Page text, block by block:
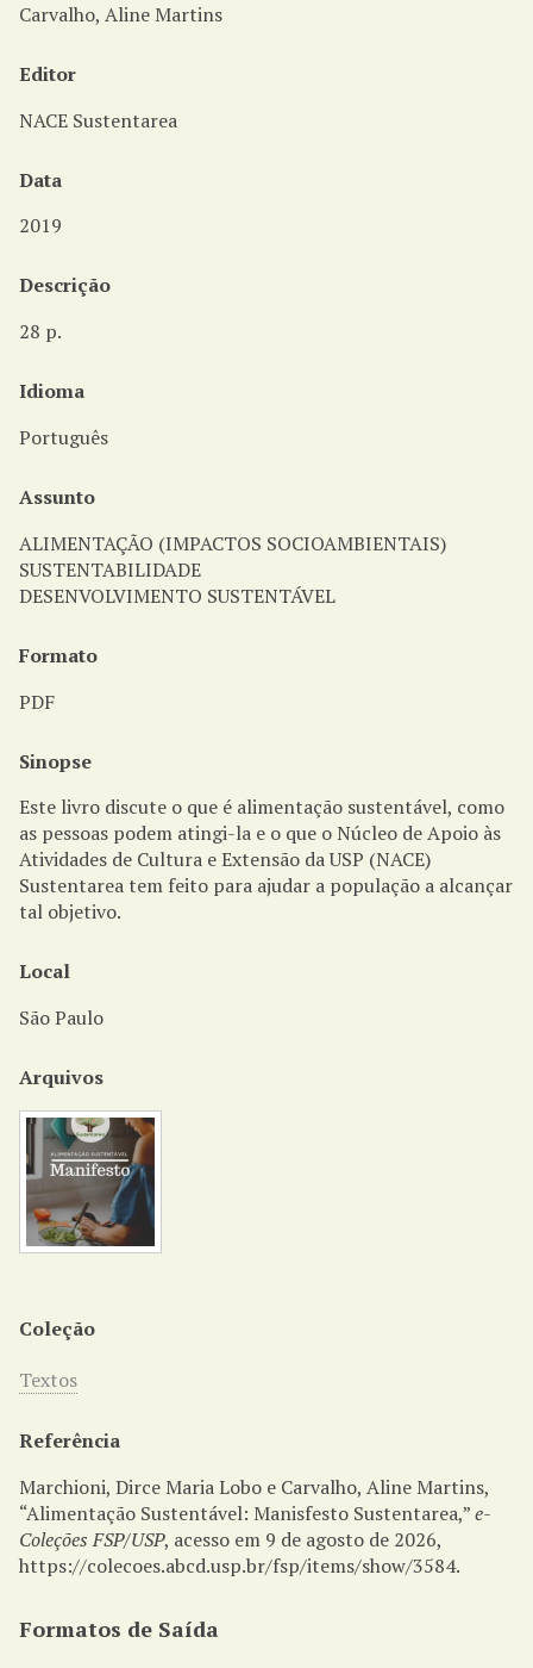
Carvalho, Aline Martins
Editor
NACE Sustentarea
Data
2019
Descrição
28 p.
Idioma
Português
Assunto
ALIMENTAÇÃO (IMPACTOS SOCIOAMBIENTAIS)
SUSTENTABILIDADE
DESENVOLVIMENTO SUSTENTÁVEL
Formato
PDF
Sinopse
Este livro discute o que é alimentação sustentável, como
as pessoas podem atingi-la e o que o Núcleo de Apoio às
Atividades de Cultura e Extensão da USP (NACE)
Sustentarea tem feito para ajudar a população a alcançar
tal objetivo.
Local
São Paulo
Arquivos
Coleção
Textos
Referência
Marchioni, Dirce Maria Lobo e Carvalho, Aline Martins,
“Alimentação Sustentável: Manisfesto Sustentarea,”e-
Coleções FSP/USP, acesso em 9 de agosto de 2026,
https://colecoes.abcd.usp.br/fsp/items/show/3584.
Formatos de Saída